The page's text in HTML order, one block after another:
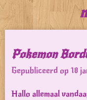
direct
de
hoofdinhoud
Pokemon
Gepubliceerd op 18
Hallo allemaal